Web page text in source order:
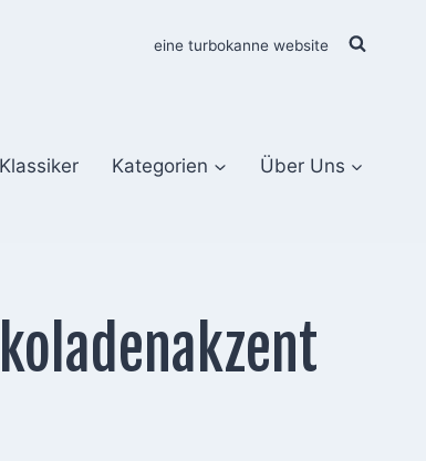
eine turbokanne website
Klassiker Kategorien Über Uns